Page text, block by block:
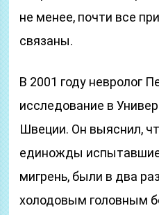
не менее, почти все
связаны.
В 2001 году невролог
исследование в
Швеции. Он выяснил,
единожды испытавшие
мигрень, были в два
холодовым головным